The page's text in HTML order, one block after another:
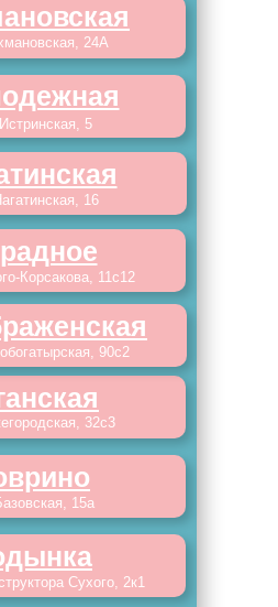
16
Корсакова, 11с12
Сухого, 2к1
15а
32с3
90с2
24А
5